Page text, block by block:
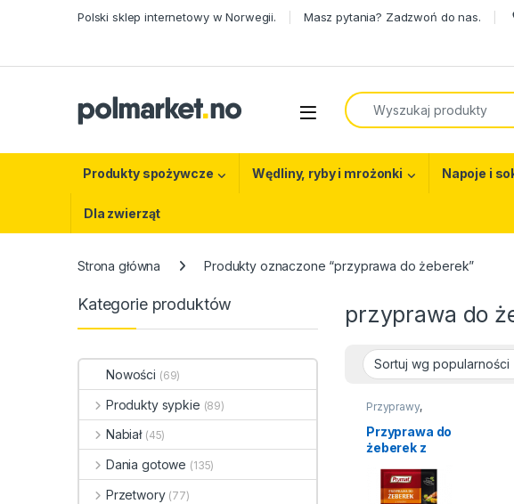
Polski sklep internetowy w Norwegii. Masz pytania? Zadzwoń do nas.
Open
Search for:
Produkty spożywcze Wędliny, ryby i mrożonki Napoje i
Dla zwierząt
Strona główna Produkty oznaczone “przyprawa do żeberek”
przyprawa do
Przyprawy,
Mieszanki
Przyprawa do
żeberek z
Prymat 20g
Kategorie produktów
Nowości (69)
Produkty sypkie (89)
Nabiał (45)
Dania gotowe (135)
Przetwory (77)